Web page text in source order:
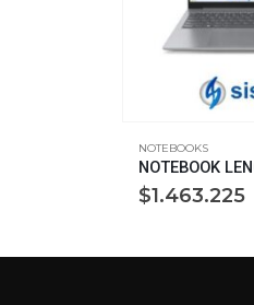
NOTEBOOKS
$1.463.225